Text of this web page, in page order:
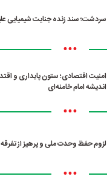
سردشت؛ سند زنده جنایت شیمیایی
•••
امنیت اقتصادی؛ ستون پایداری و
اندیشه امام خامنه‌ای
•••
لزوم حفظ وحدت ملی و پرهیز از تفرقه
•••